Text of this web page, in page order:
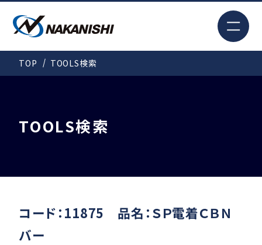
製品情報
TOP TOOLS検索
TOOLS検索
コード：11875 品名：ＳＰ電着ＣＢＮ
バー